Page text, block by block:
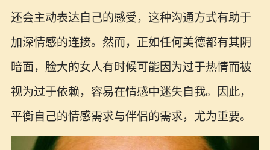
还会主动表达自己的感受，这种沟通方式有助于
加深情感的连接。然而，正如任何美德都有其阴
暗面，脸大的女人有时候可能因为过于热情而被
视为过于依赖，容易在情感中迷失自我。因此，
平衡自己的情感需求与伴侣的需求，尤为重要。